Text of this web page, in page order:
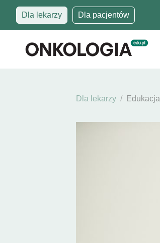
Dla lekarzy Dla pacjentów
Dla lekarzy Edukacja